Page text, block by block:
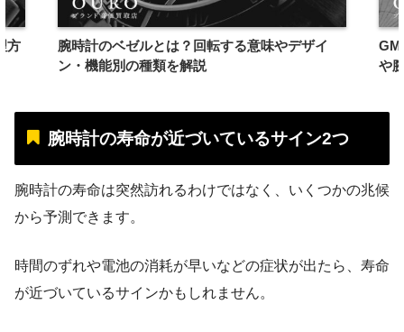
方
腕時計のベゼルとは？回転する意味やデザイ
ン・機能別の種類を解説
や
腕時計の寿命が近づいているサイン2つ
腕時計の寿命は突然訪れるわけではなく、いくつかの兆候
から予測できます。
時間のずれや電池の消耗が早いなどの症状が出たら、寿命
が近づいているサインかもしれません。